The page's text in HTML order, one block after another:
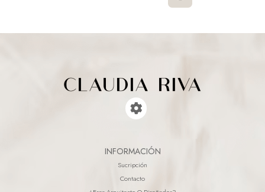
INFORMACIÓN
Sucripción
Contacto